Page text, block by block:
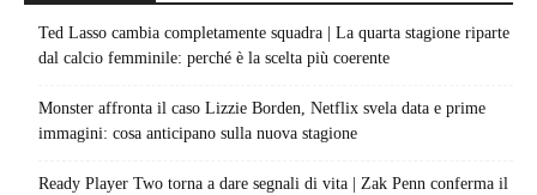
Ted Lasso cambia completamente squadra | La quarta stagione riparte
dal calcio femminile: perché è la scelta più coerente
Monster affronta il caso Lizzie Borden, Netflix svela data e prime
immagini: cosa anticipano sulla nuova stagione
Ready Player Two torna a dare segnali di vita | Zak Penn conferma il